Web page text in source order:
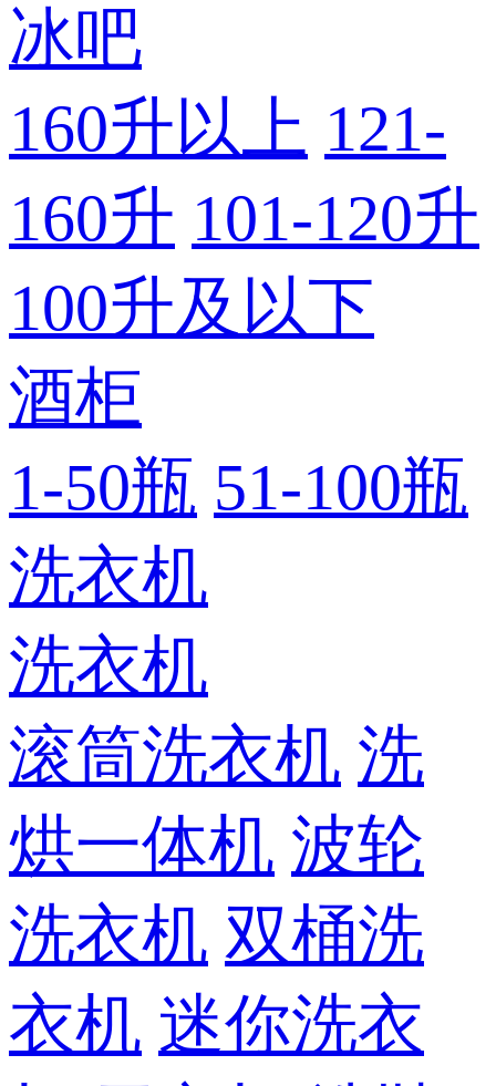
冰吧
160升以上 121-
160升 101-120升
100升及以下
酒柜
1-50瓶 51-100瓶
洗衣机
洗衣机
滚筒洗衣机 洗
烘一体机 波轮
洗衣机 双桶洗
衣机 迷你洗衣